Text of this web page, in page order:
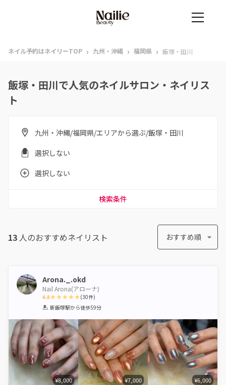
ネイル予約はネイリーTOP › 九州・沖縄 › 福岡県 › 飯塚・田川
飯塚・田川で人気のネイルサロン・ネイリス
ト
九州・沖縄/福岡県/エリアから選ぶ/飯塚・田川
選択しない
選択しない
検索条件
13 人のおすすめネイリスト おすすめ順
Arona._.okd
Nail Arona(アローナ)
4.8
1 2 3 4 5
(30件)
新飯塚駅から徒歩59分
¥8,000 ¥7,000 ¥6,000